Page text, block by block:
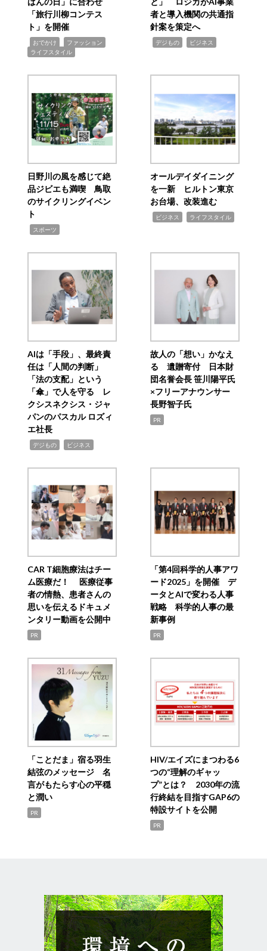
「旅行川柳コンテス
ト」を開催
おでかけ ファッション
ライフスタイル
者と導入機関の共通指
針案を策定へ
デジもの ビジネス
日野川の風を感じて絶
品ジビエも満喫 鳥取
のサイクリングイベン
ト
スポーツ
オールデイダイニング
を一新 ヒルトン東京
お台場、改装進む
ビジネス ライフスタイル
AIは「手段」、最終責
任は「人間の判断」
「法の支配」という
「傘」で人を守る レ
クシスネクシス・ジャ
パンのパスカル ロズィ
エ社長
デジもの ビジネス
故人の「想い」かなえ
る 遺贈寄付 日本財
団名誉会長 笹川陽平氏
×フリーアナウンサー
長野智子氏
PR
CAR T細胞療法はチー
ム医療だ！ 医療従事
者の情熱、患者さんの
思いを伝えるドキュメ
ンタリー動画を公開中
PR
「第4回科学的人事アワ
ード2025」を開催 デ
ータとAIで変わる人事
戦略 科学的人事の最
新事例
PR
「ことだま」宿る羽生
結弦のメッセージ 名
言がもたらす心の平穏
と潤い
PR
HIV/エイズにまつわる6
つの“理解のギャッ
プ”とは？ 2030年の流
行終結を目指すGAP6の
特設サイトを公開
PR